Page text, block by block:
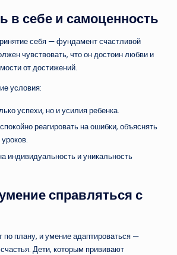
в себе и самоценность
себя — фундамент счастливой
чувствовать, что он достоин любви и
от достижений.
условия:
успехи, но и усилия ребенка.
реагировать на ошибки, объяснять
индивидуальность и уникальность
справляться с
по плану, и умение адаптироваться —
Дети, которым прививают